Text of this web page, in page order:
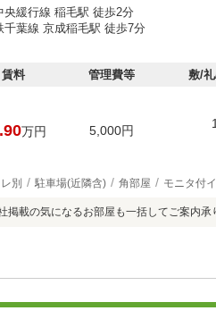
央緩行線 稲毛駅 徒歩2分
千葉線 京成稲毛駅 徒歩7分
賃料 管理費等 敷/
万円 5,000円
別 駐車場(近隣含) 角部屋 モニタ付
掲載の気になるお部屋も一括してご案内